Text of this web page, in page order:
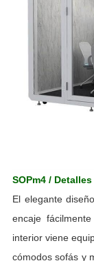
SOPm4 /
El elegante
encaje
interior viene
cómodos sofás y